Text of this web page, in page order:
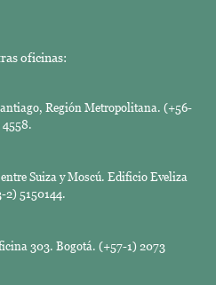
oficinas:
Región Metropolitana. (+56-
4558.
Suiza y Moscú. Edificio Eveliza
5150144.
303. Bogotá. (+57-1) 2073